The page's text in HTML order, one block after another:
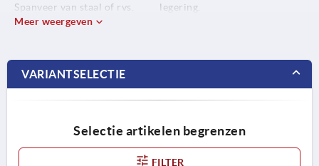
Spanveer van staal of rvs.
legering.
Meer weergeven
VARIANTSELECTIE
Selectie artikelen begrenzen
FILTER